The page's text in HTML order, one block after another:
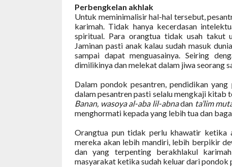
Perbengkelan akhlak
Untuk meminimalisir hal-hal tersebut,
karimah. Tidak hanya kecerdasan
spiritual. Para orangtua tidak usah takut
Jaminan pasti anak kalau sudah masuk
sampai dapat menguasainya. Seiring
dimilikinya dan melekat dalam jiwa seorang
Dalam pondok pesantren, pendidikan
dalam pesantren pasti selalu mengkaji kitab
Banan, wasoya al-aba lil-abnadan ta’lim
menghormati kepada yang lebih tua dan
Orangtua pun tidak perlu khawatir ketika
mereka akan lebih mandiri, lebih berpikir
dan yang terpenting berakhlakul
masyarakat ketika sudah keluar dari pondok